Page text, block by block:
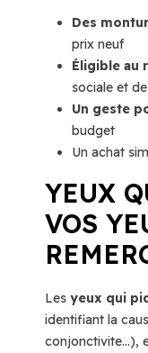
Des
prix neuf
Éligible au
sociale et
Un geste
budget
Un achat
YEUX
VOS
Les yeux qui
identifiant la
conjonctivite…),